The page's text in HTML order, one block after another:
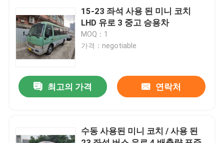
품질 관리
뉴스
인용 을 요청 하십시오
15-23 좌석 사용 된 미니 코치
LHD 유로 3 중고 승용차
MOQ：1
가격：negotiable
최고의 가격 연락처
수동 사용된 미니 코치 / 사용 된